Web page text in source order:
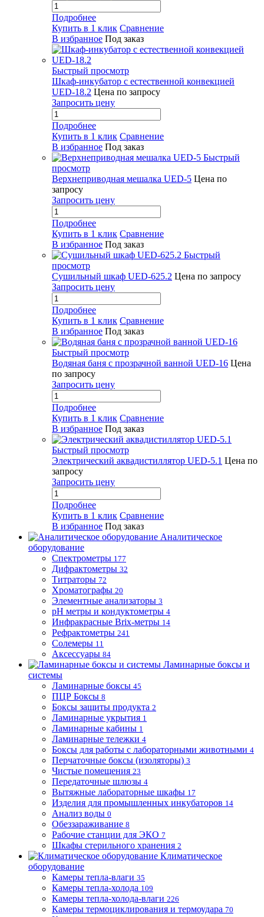
Подробнее
Купить в 1 клик Сравнение
В избранное Под заказ
Быстрый просмотр
Шкаф-инкубатор с естественной конвекцией
UED-18.2 Цена по запросу
Запросить цену
Подробнее
Купить в 1 клик Сравнение
В избранное Под заказ
Быстрый
просмотр
Верхнеприводная мешалка UED-5 Цена по
запросу
Запросить цену
Подробнее
Купить в 1 клик Сравнение
В избранное Под заказ
Быстрый
просмотр
Сушильный шкаф UED-625.2 Цена по запросу
Запросить цену
Подробнее
Купить в 1 клик Сравнение
В избранное Под заказ
Быстрый просмотр
Водяная баня с прозрачной ванной UED-16 Цена
по запросу
Запросить цену
Подробнее
Купить в 1 клик Сравнение
В избранное Под заказ
Быстрый просмотр
Электрический аквадистиллятор UED-5.1 Цена по
запросу
Запросить цену
Подробнее
Купить в 1 клик Сравнение
В избранное Под заказ
Аналитическое
оборудование
Спектрометры 177
Дифрактометры 32
Титраторы 72
Хроматографы 20
Элементные анализаторы 3
pH метры и кондуктометры 4
Инфракрасные Brix-метры 14
Рефрактометры 241
Солемеры 11
Аксессуары 84
Ламинарные боксы и
системы
Ламинарные боксы 45
ПЦР Боксы 8
Боксы защиты продукта 2
Ламинарные укрытия 1
Ламинарные кабины 1
Ламинарные тележки 4
Боксы для работы с лабораторными животными 4
Перчаточные боксы (изоляторы) 3
Чистые помещения 23
Передаточные шлюзы 4
Вытяжные лабораторные шкафы 17
Изделия для промышленных инкубаторов 14
Анализ воды 0
Обеззараживание 8
Рабочие станции для ЭКО 7
Шкафы стерильного хранения 2
Климатическое
оборудование
Камеры тепла-влаги 35
Камеры тепла-холода 109
Камеры тепла-холода-влаги 226
Камеры термоциклирования и термоудара 70